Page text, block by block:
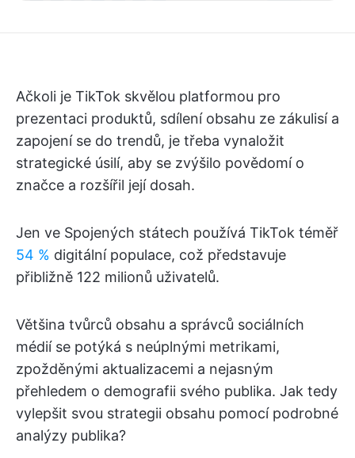
Ačkoli je TikTok skvělou platformou pro
prezentaci produktů, sdílení obsahu ze zákulisí a
zapojení se do trendů, je třeba vynaložit
strategické úsilí, aby se zvýšilo povědomí o
značce a rozšířil její dosah.
Jen ve Spojených státech používá TikTok téměř
54 % digitální populace, což představuje
přibližně 122 milionů uživatelů.
Většina tvůrců obsahu a správců sociálních
médií se potýká s neúplnými metrikami,
zpožděnými aktualizacemi a nejasným
přehledem o demografii svého publika. Jak tedy
vylepšit svou strategii obsahu pomocí podrobné
analýzy publika?